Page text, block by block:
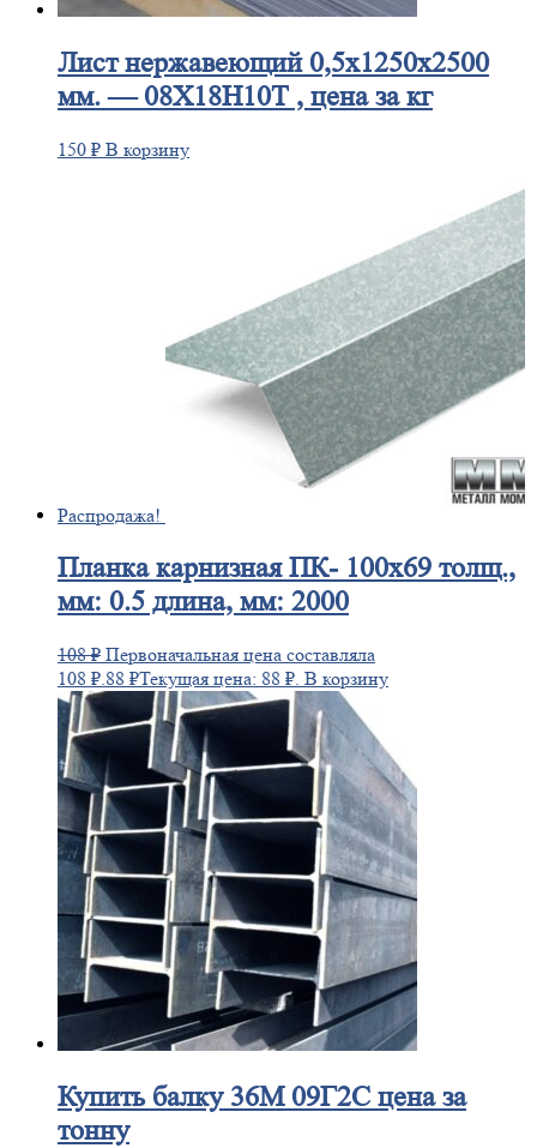
Листнержавеющий 0,5x1250x2500
мм. — 08Х18Н10Т , цена за кг
150 ₽ В корзину
Распродажа!
Планкакарнизная ПК- 100х69 толщ.,
мм: 0.5 длина, мм: 2000
108₽ Первоначальная цена составляла
108 ₽.88 ₽Текущая цена: 88 ₽. В корзину
Купитьбалку 36М 09Г2С цена за
тонну